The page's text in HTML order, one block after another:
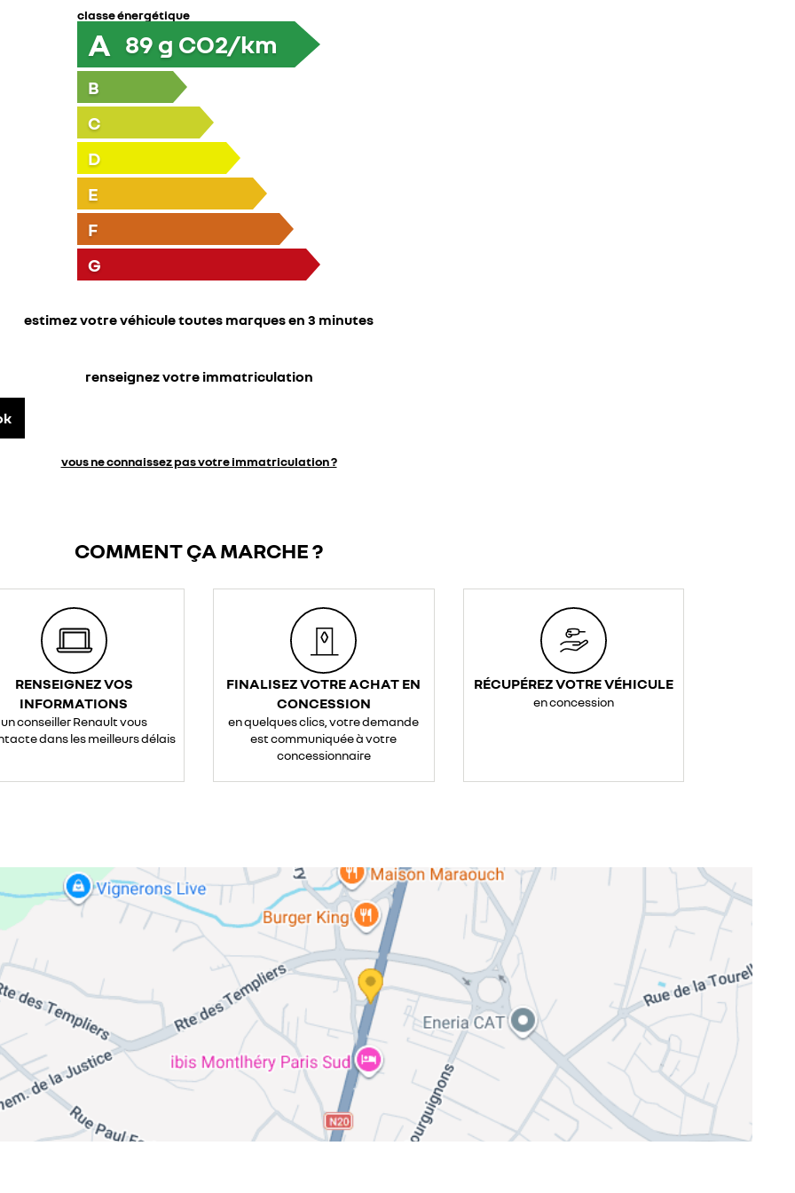
classe énergétique
A 89 g CO2/km
B
C
D
E
F
G
estimez votre véhicule toutes marques en 3 minutes
renseignez votre immatriculation
vous ne connaissez pas votre immatriculation ?
COMMENT ÇA MARCHE ?
RENSEIGNEZ VOS
INFORMATIONS
un conseiller Renault vous
dans les meilleurs délais
FINALISEZ VOTRE ACHAT EN
CONCESSION
en quelques clics, votre demande
est communiquée à votre
concessionnaire
RÉCUPÉREZ VOTRE VÉHICULE
en concession